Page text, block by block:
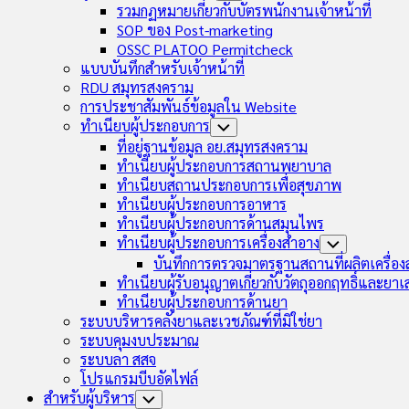
Child
Menu
รวมกฏหมายเกี่ยวกับบัตรพนักงานเจ้าหน้าที่
SOP ของ Post-marketing
OSSC PLATOO Permitcheck
แบบบันทึกสำหรับเจ้าหน้าที่
RDU สมุทรสงคราม
การประชาสัมพันธ์ข้อมูลใน Website
ทำเนียบผู้ประกอบการ Toggle
Child
Menu
ที่อยู่ฐานข้อมูล อย.สมุทรสงคราม
ทำเนียบผู้ประกอบการสถานพยาบาล
ทำเนียบสถานประกอบการเพื่อสุขภาพ
ทำเนียบผู้ประกอบการอาหาร
ทำเนียบผู้ประกอบการด้านสมุนไพร
ทำเนียบผู้ประกอบการเครื่องสำอาง Toggle
Child
Menu
บันทึกการตรวจมาตรฐานสถานที่ผลิตเครื่อง
ทำเนียบผู้รับอนุญาตเกี่ยวกับวัตถุออกฤทธิ์และยา
ทำเนียบผู้ประกอบการด้านยา
ระบบบริหารคลังยาและเวชภัณฑ์ที่มิใช่ยา
ระบบคุมงบประมาณ
ระบบลา สสจ
โปรแกรมบีบอัดไฟล์
สำหรับผู้บริหาร Toggle